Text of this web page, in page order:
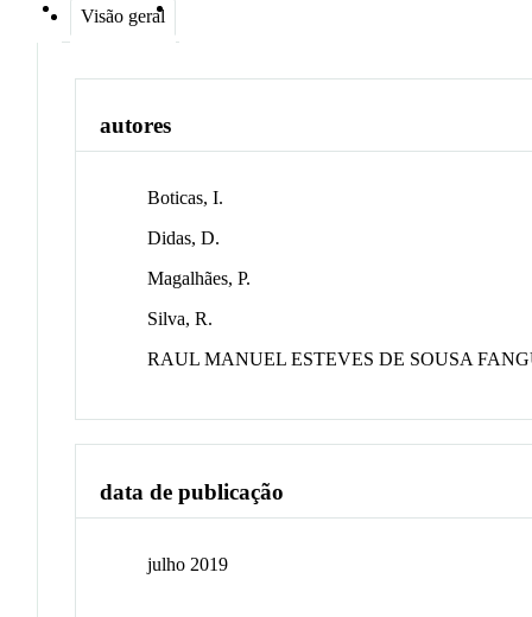
Visão geral
autores
Boticas, I.
Didas, D.
Magalhães, P.
Silva, R.
RAUL MANUEL ESTEVES DE SOUSA
data de publicação
julho 2019